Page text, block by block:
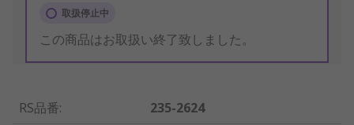
取扱停止中
この商品はお取扱い終了致しました。
RS品番:
235-2624